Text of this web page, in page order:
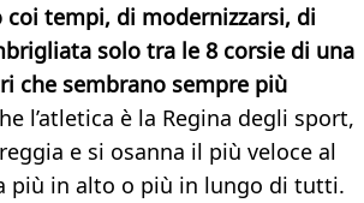
coi tempi, di modernizzarsi, di
solo tra le 8 corsie di una
che sembrano sempre più
l’atletica è la Regina degli sport,
e si osanna il più veloce al
più in alto o più in lungo di tutti.